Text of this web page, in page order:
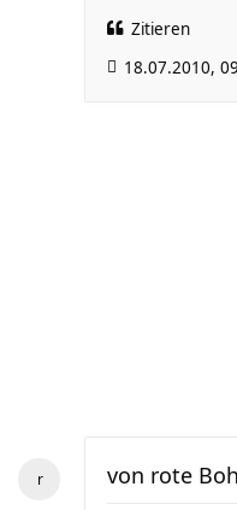
Zitieren
18.07.2010,
von rote